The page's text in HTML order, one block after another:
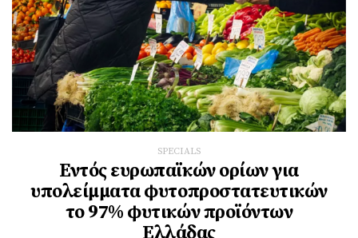
SPECIALS
Εντός ευρωπαϊκών ορίων για
υπολείμματα φυτοπροστατευτικών
το 97% φυτικών προϊόντων